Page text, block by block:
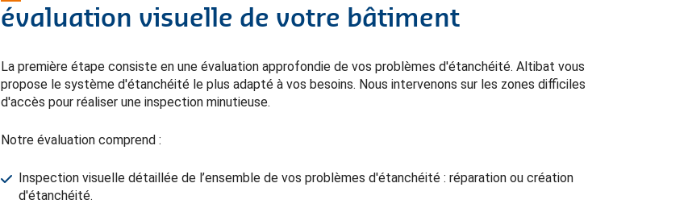
évaluation visuelle de votre bâtiment
La première étape consiste en une évaluation approfondie de vos problèmes d'étanchéité. Altibat vous
propose le système d'étanchéité le plus adapté à vos besoins. Nous intervenons sur les zones difficiles
d'accès pour réaliser une inspection minutieuse.
Notre évaluation comprend :
Inspection visuelle détaillée de l’ensemble de vos problèmes d'étanchéité : réparation ou création
d'étanchéité.